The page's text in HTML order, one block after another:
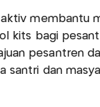
aktiv membantu
kits bagi
pesantren
santri dan